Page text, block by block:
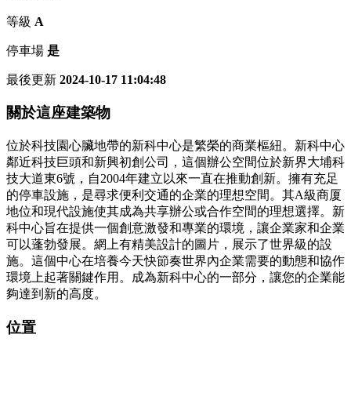
等級 A
停車場 是
最後更新 2024-10-17 11:04:48
關於這座建築物
位於科技園心臟地帶的新科中心是繁榮的商業樞紐。新科中心
鄰近科技巨頭和新興初創公司，這個辦公空間位於新界大埔科
技大道東6號，自2004年建立以來一直在推動創新。擁有充足
的停車設施，是尋求便利交通的企業的理想空間。其A級商厦
地位和現代設施使其成為共享辦公或合作空間的理想選擇。新
科中心旨在提供一個創意激發和專業的環境，讓企業家和企業
可以蓬勃發展。網上有精美設計的圖片，展示了世界級的設
施。這個中心在培養今天快節奏世界內企業需要的動態和協作
環境上起著關鍵作用。成為新科中心的一部分，讓您的企業能
夠達到新的高度。
位置